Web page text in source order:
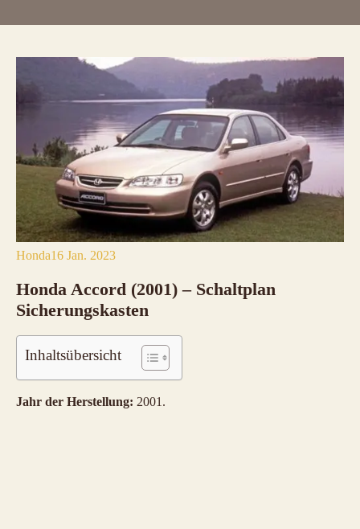
Honda16 Jan. 2023
Honda Accord (2001) – Schaltplan
Sicherungskasten
Inhaltsübersicht
Jahr der Herstellung: 2001.